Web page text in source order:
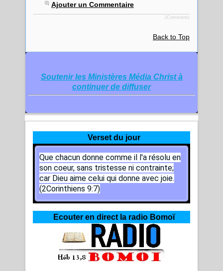
Ajouter un Commentaire
JComments
Back to Top
Soutenir les Ministères Média Christ à
continuer de diffuser
Verset du jour
Que chacun donne comme il l'a résolu en
son coeur, sans tristesse ni contrainte;
car Dieu aime celui qui donne avec joie.
(2Corinthiens 9:7)
Ecouter en direct la radio Bomoï